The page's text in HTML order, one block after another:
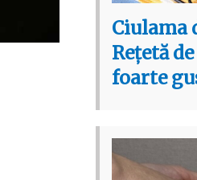
Ciulama
Rețetă
foarte